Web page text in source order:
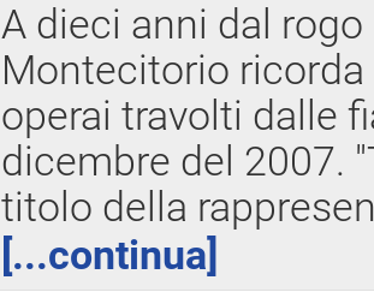
A dieci anni dal
Montecitorio
operai travolti dalle
dicembre del 2007.
titolo della
[...continua]